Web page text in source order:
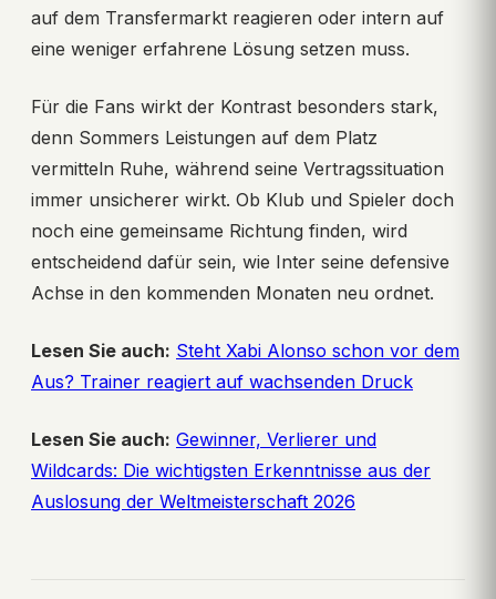
auf dem Transfermarkt reagieren oder intern auf
eine weniger erfahrene Lösung setzen muss.
Für die Fans wirkt der Kontrast besonders stark,
denn Sommers Leistungen auf dem Platz
vermitteln Ruhe, während seine Vertragssituation
immer unsicherer wirkt. Ob Klub und Spieler doch
noch eine gemeinsame Richtung finden, wird
entscheidend dafür sein, wie Inter seine defensive
Achse in den kommenden Monaten neu ordnet.
Lesen Sie auch: Steht Xabi Alonso schon vor dem
Aus? Trainer reagiert auf wachsenden Druck
Lesen Sie auch: Gewinner, Verlierer und
Wildcards: Die wichtigsten Erkenntnisse aus der
Auslosung der Weltmeisterschaft 2026